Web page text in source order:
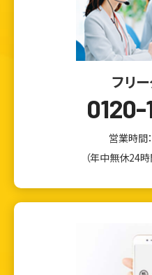
フリ
0120-
営業時間
（年中無休24